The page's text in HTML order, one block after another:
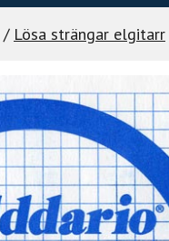
/ Lösa strängar elgitarr